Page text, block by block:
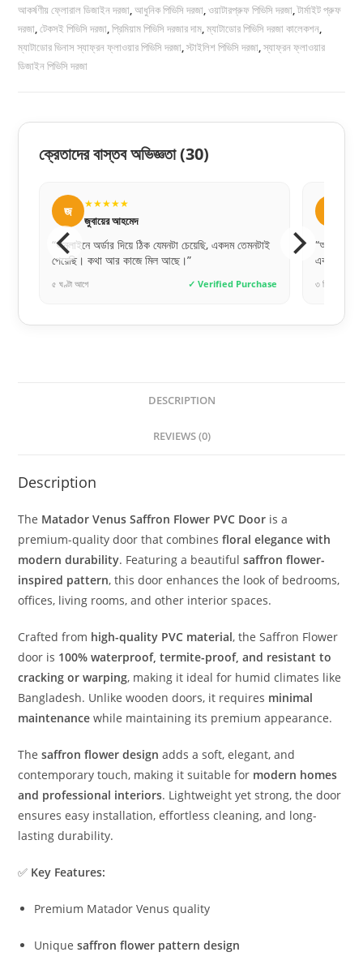
আকর্ষণীয় ফ্লোরাল ডিজাইন দরজা,আধুনিক পিভিসি দরজা,ওয়াটারপ্রুফ পিভিসি দরজা,টার্মাইট প্রুফ
দরজা,টেকসই পিভিসি দরজা,প্রিমিয়াম পিভিসি দরজার দাম,ম্যাটাডোর পিভিসি দরজা কালেকশন,
ম্যাটাডোর ভিনাস স্যাফ্রন ফ্লাওয়ার পিভিসি দরজা,স্টাইলিশ পিভিসি দরজা,স্যাফ্রন ফ্লাওয়ার
ডিজাইন পিভিসি দরজা
ক্রেতাদের বাস্তব অভিজ্ঞতা(30)
জ ★★★★★
জুবায়ের আহমেদ
“অনলাইনে অর্ডার দিয়ে ঠিক যেমনটা চেয়েছি, একদম তেমনটাই
পেয়েছি। কথা আর কাজে মিল আছে।”
৫ ঘণ্টা আগে ✓ Verified Purchase
“অনলাইনে
একদম
৩ দিন আগে
DESCRIPTION
REVIEWS (0)
Description
The Matador Venus Saffron Flower PVC Door is a
premium-quality door that combinesfloral elegance with
modern durability. Featuring a beautifulsaffron flower-
inspired pattern, this door enhances the look of bedrooms,
offices, living rooms, and other interior spaces.
Crafted from high-quality PVC material, the Saffron Flower
door is 100% waterproof, termite-proof, and resistant to
cracking or warping, making it ideal for humid climates like
Bangladesh. Unlike wooden doors, it requires minimal
maintenance while maintaining its premium appearance.
Thesaffron flower design adds a soft, elegant, and
contemporary touch, making it suitable for modern homes
and professional interiors. Lightweight yet strong, the door
ensures easy installation, effortless cleaning, and long-
lasting durability.
✅ Key Features:
Premium Matador Venus quality
Uniquesaffron flower pattern design